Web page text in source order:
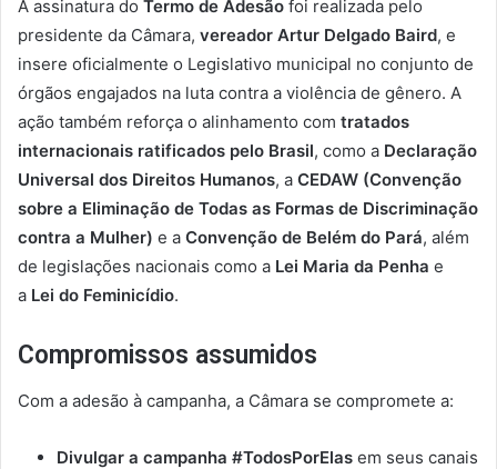
A assinatura do Termo de Adesão foi realizada pelo
presidente da Câmara, vereador Artur Delgado Baird, e
insere oficialmente o Legislativo municipal no conjunto de
órgãos engajados na luta contra a violência de gênero. A
ação também reforça o alinhamento com tratados
internacionais ratificados pelo Brasil, como a Declaração
Universal dos Direitos Humanos, a CEDAW (Convenção
sobre a Eliminação de Todas as Formas de Discriminação
contra a Mulher) e a Convenção de Belém do Pará, além
de legislações nacionais como a Lei Maria da Penha e
a Lei do Feminicídio.
Compromissos assumidos
Com a adesão à campanha, a Câmara se compromete a:
Divulgar a campanha #TodosPorElas em seus canais